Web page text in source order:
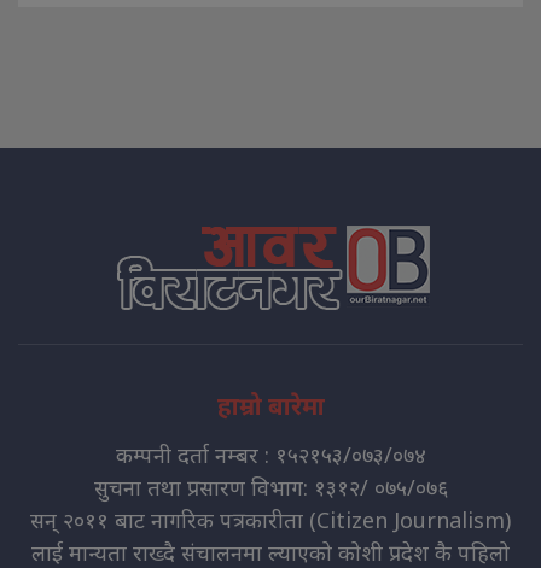
हाम्रो बारेमा
कम्पनी दर्ता नम्बर : १५२१५३/०७३/०७४
सुचना तथा प्रसारण विभाग: १३१२/ ०७५/०७६
सन् २०११ बाट नागरिक पत्रकारीता (Citizen Journalism)
लाई मान्यता राख्दै संचालनमा ल्याएको कोशी प्रदेश कै पहिलो